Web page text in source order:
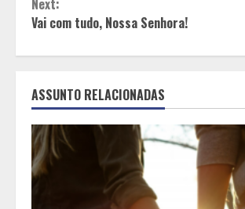
Next:
Vai com tudo, Nossa Senhora!
ASSUNTO RELACIONADAS